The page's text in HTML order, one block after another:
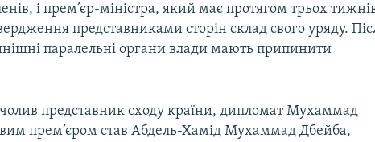
і прем’єр-міністра, який має протягом трьох
представниками сторін склад свого уряду.
паралельні органи влади мають припинити
представник сходу країни, дипломат Мухаммад
прем’єром став Абдель-Хамід Мухаммад Дбейба,